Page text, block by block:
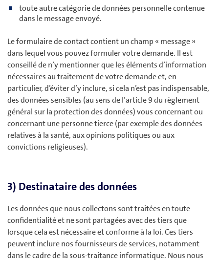
toute autre catégorie de données personnelle contenue
dans le message envoyé.
Le formulaire de contact contient un champ « message »
dans lequel vous pouvez formuler votre demande. Il est
conseillé de n’y mentionner que les éléments d’information
nécessaires au traitement de votre demande et, en
particulier, d’éviter d’y inclure, si cela n’est pas indispensable,
des données sensibles (au sens de l’article 9 du règlement
général sur la protection des données) vous concernant ou
concernant une personne tierce (par exemple des données
relatives à la santé, aux opinions politiques ou aux
convictions religieuses).
3) Destinataire des données
Les données que nous collectons sont traitées en toute
confidentialité et ne sont partagées avec des tiers que
lorsque cela est nécessaire et conforme à la loi. Ces tiers
peuvent inclure nos fournisseurs de services, notamment
dans le cadre de la sous-traitance informatique. Nous nous